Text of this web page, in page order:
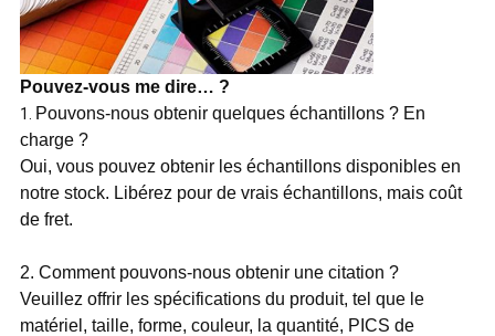
Pouvez-vous me dire… ?
1.
Pouvons-nous obtenir quelques échantillons ? En
charge ?
Oui, vous pouvez obtenir les échantillons disponibles en
notre stock. Libérez pour de vrais échantillons, mais coût
de fret.
2. Comment pouvons-nous obtenir une citation ?
Veuillez offrir les spécifications du produit, tel que le
matériel, taille, forme, couleur, la quantité, PICS de